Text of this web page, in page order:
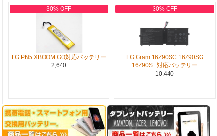
30% OFF
LG PN5 XBOOM GO対応バッテリー
2,640
30% OFF
LG Gram 16Z90SC 16Z90SG
16Z90S...対応バッテリー
10,440